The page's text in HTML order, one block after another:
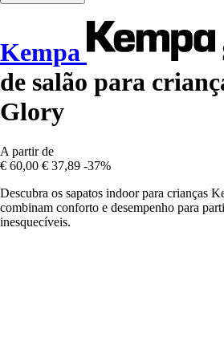
Kempa
de salão para
Glory
A partir de
€ 60,00 € 37,89 -37%
Descubra os sapatos indoor para crianças
combinam conforto e desempenho para
inesquecíveis.